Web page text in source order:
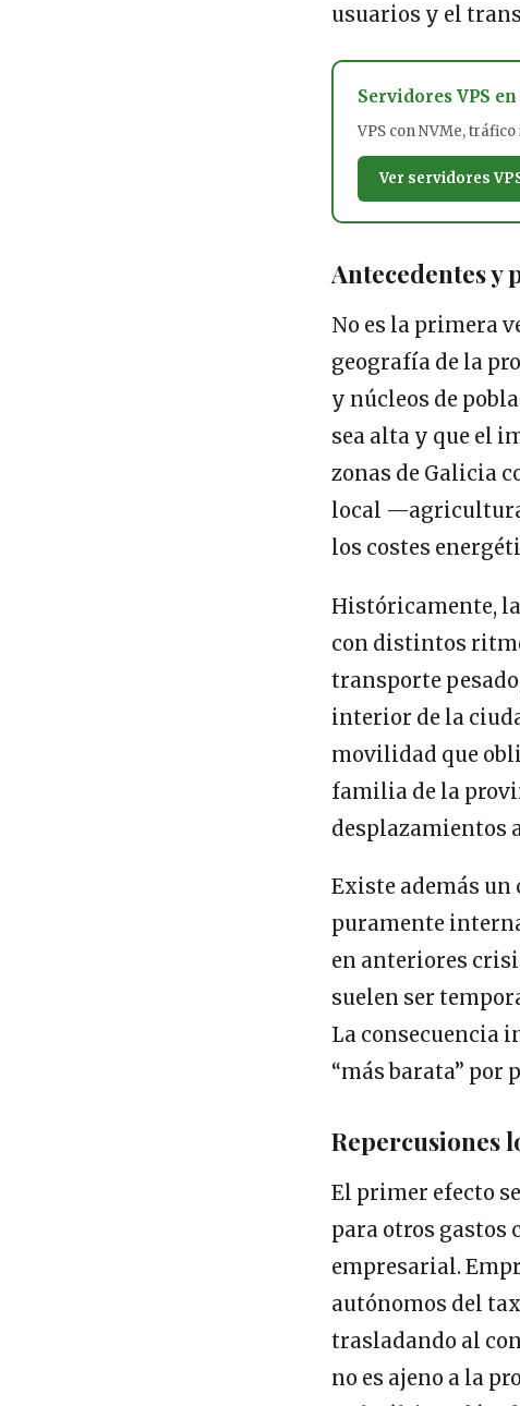
usuarios y el
Servidores VPS en
VPS con NVMe,
Ver servidores
Antecedentes y
No es la primera
geografía de la
y núcleos de
sea alta y que el
zonas de Galicia
local
los costes
Históricamente,
con distintos
transporte
interior de la
movilidad que
familia de la
desplazamientos
Existe además
puramente
en anteriores
suelen ser
La consecuencia
“más barata” por
Repercusiones
El primer efecto
para otros gastos
empresarial.
autónomos del
trasladando al
no es ajeno a la